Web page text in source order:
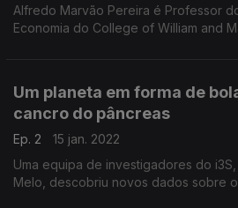
Alfredo Marvão Pereira é Professor
Economia do College of William and
Um planeta em forma de
cancro do pâncreas
Ep. 2
15 jan. 2022
Uma equipa de investigadores do
Melo, descobriu novos dados sobre